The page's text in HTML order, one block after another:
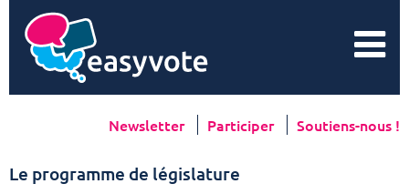
Newsletter Participer Soutiens-nous !
Le programme de législature